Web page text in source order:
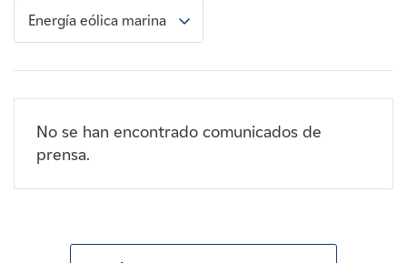
Contacte con
Energía eólica marina
No se han encontrado comunicados de
prensa.